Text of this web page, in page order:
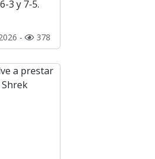
3 y 7-5.
- 378